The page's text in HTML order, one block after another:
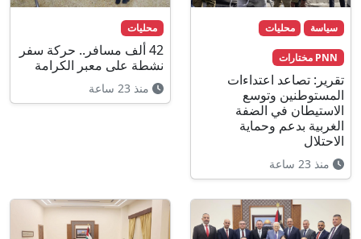
سياسة محليات
PNN مختارات
تقرير: تصاعد اعتداءات
المستوطنين وتوسع
الاستيطان في الضفة
الغربية بدعم وحماية
الاحتلال
منذ 23 ساعة
محليات
42 ألف مسافر.. حركة سفر
نشطة على معبر الكرامة
منذ 23 ساعة